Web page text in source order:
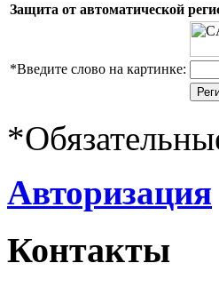
Защита от автоматической
*Введите слово на картинке:
*
Авторизация
Контакты